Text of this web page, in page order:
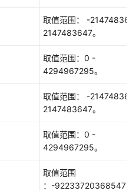
取值范围： -
2147483647。
取值范围：0 -
4294967295。
取值范围： -
2147483647。
取值范围：0 -
4294967295。
取值范围
：-